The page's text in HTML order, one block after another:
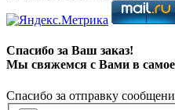
Спасибо за Ваш заказ!
Мы свяжемся с Вами в
Спасибо за отправку